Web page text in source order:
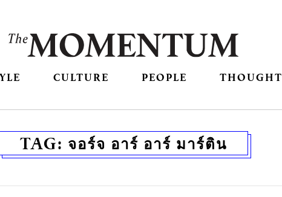
CULTURE PEOPLE THOUGHT
TAG: จอร์จ อาร์ อาร์ มาร์ติน